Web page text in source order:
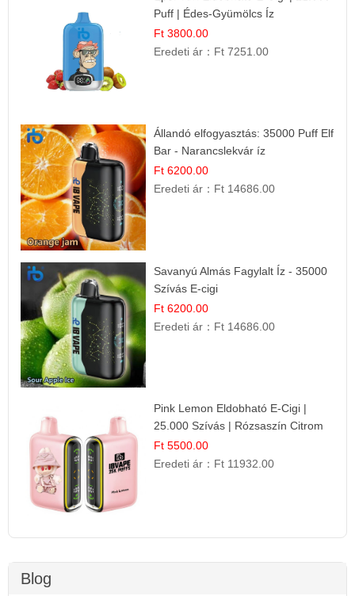
Puff | Édes-Gyümölcs Íz
Ft 3800.00
Eredeti ár： Ft 7251.00
Állandó elfogyasztás: 35000 Puff Elf
Bar - Narancslekvár íz
Ft 6200.00
Eredeti ár： Ft 14686.00
Savanyú Almás Fagylalt Íz - 35000
Szívás E-cigi
Ft 6200.00
Eredeti ár： Ft 14686.00
Pink Lemon Eldobható E-Cigi |
25.000 Szívás | Rózsaszín Citrom
Íz
Ft 5500.00
Eredeti ár： Ft 11932.00
Blog